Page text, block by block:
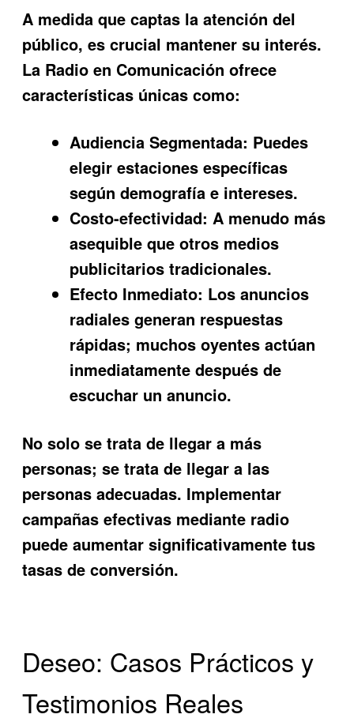
A medida que captas la atención del
público, es crucial mantener su interés.
La Radio en Comunicación ofrece
características únicas como:
Audiencia Segmentada: Puedes
elegir estaciones específicas
según demografía e intereses.
Costo-efectividad: A menudo más
asequible que otros medios
publicitarios tradicionales.
Efecto Inmediato: Los anuncios
radiales generan respuestas
rápidas; muchos oyentes actúan
inmediatamente después de
escuchar un anuncio.
No solo se trata de llegar a más
personas; se trata de llegar a las
personas adecuadas. Implementar
campañas efectivas mediante radio
puede aumentar significativamente tus
tasas de conversión.
Deseo: Casos Prácticos y
Testimonios Reales